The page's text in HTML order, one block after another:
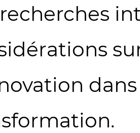
recherches